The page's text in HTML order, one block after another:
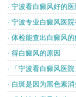
· 宁波看白癜风好的
· 宁波专业白癜风医
· 体检能查出白癜风
· 得白癜风的原因
· 「宁波看白癜风医
· 白斑是因为黑色素